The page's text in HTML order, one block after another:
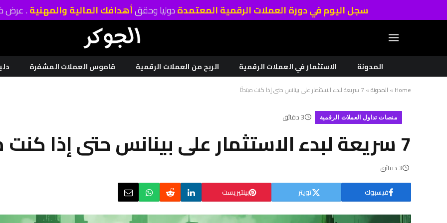
سجل اليوم في دورة العملات الرقمية المعتمدةدوليا وحققأهدافك المالية والمهنية. عرض
المدونة
الاستثمار في العملات الرقمية الربح من العملات الرقمية قاموس العملات المشفرة
Home
» المدونة» 7 سريعة لبدء الاستثمار على بينانس حتى إذا كنت مبتدئًا
منصات تداول العملات الرقمية 3 دقائق
7 سريعة لبدء الاستثمار على بينانس حتى إذا كنت مبتدئًا
3 دقائق
فيسبوك تويتر بينتيريست